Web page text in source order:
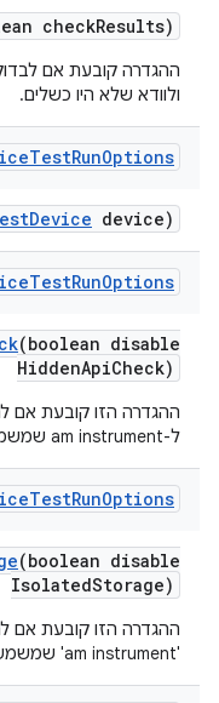
checkResults)
ההגדרה קובעת אם
ולוודא שלא היו כשלים.
TestRunOptions
Device device)
TestRunOptions
(boolean disable
HiddenApiCheck)
ל-am instrument שמשמש בצד המארח.
TestRunOptions
(boolean disable
IsolatedStorage)
'am instrument' שמשמש בצד המארח.